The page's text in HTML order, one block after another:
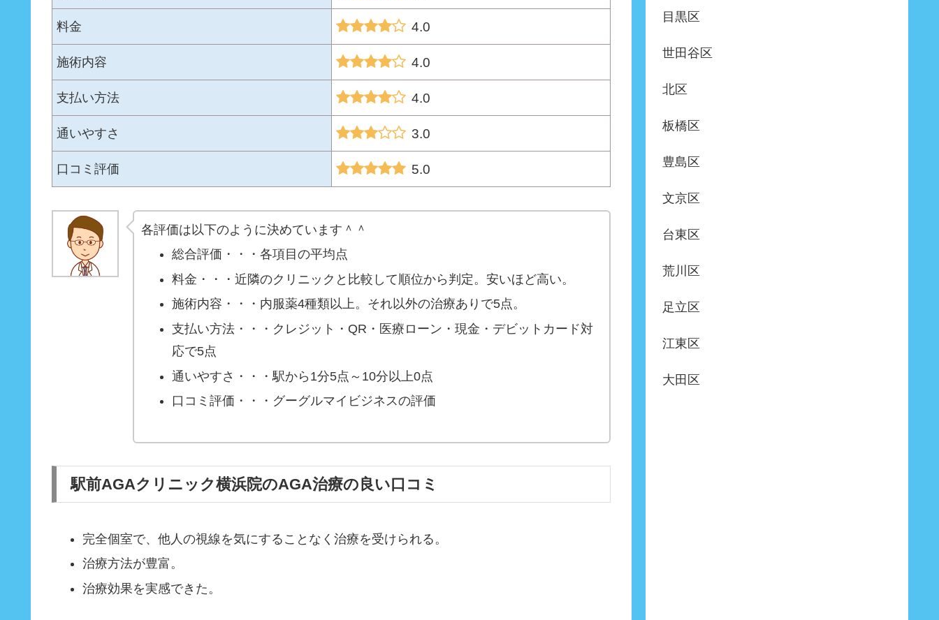
料金 4.0
施術内容 4.0
支払い方法 4.0
通いやすさ 3.0
口コミ評価 5.0
各評価は以下のように決めています＾＾
総合評価・・・各項目の平均点
料金・・・近隣のクリニックと比較して順位から判定。安いほど高い。
施術内容・・・内服薬4種類以上。それ以外の治療ありで5点。
支払い方法・・・クレジット・QR・医療ローン・現金・デビットカード対
応で5点
通いやすさ・・・駅から1分5点～10分以上0点
口コミ評価・・・グーグルマイビジネスの評価
駅前AGAクリニック横浜院のAGA治療の良い口コミ
完全個室で、他人の視線を気にすることなく治療を受けられる。
治療方法が豊富。
治療効果を実感できた。
目黒区
世田谷区
北区
板橋区
豊島区
文京区
台東区
荒川区
足立区
江東区
大田区